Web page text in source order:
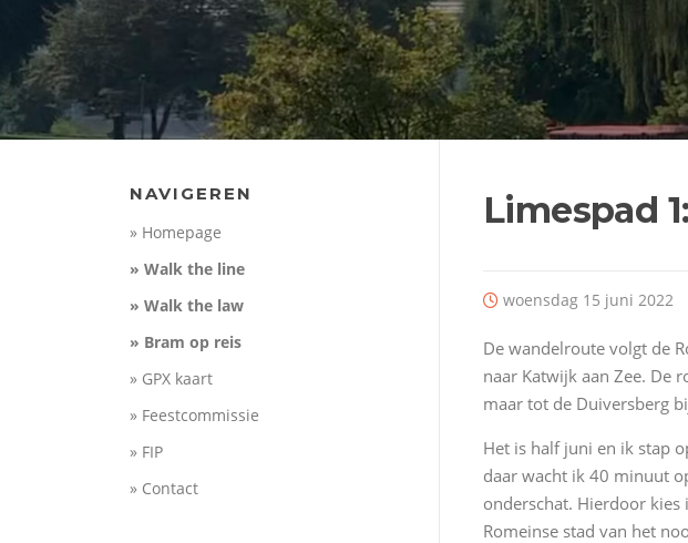
Limespad
woensdag 15 juni 2022
De wandelroute volgt de
naar Katwijk aan Zee. De
maar tot de Duiversberg
Het is half juni en ik stap
daar wacht ik 40 minuut
onderschat. Hierdoor
Romeinse stad van het
NAVIGEREN
» Homepage
» Walk the line
» Walk the law
» Bram op reis
» GPX kaart
» Feestcommissie
» FIP
» Contact